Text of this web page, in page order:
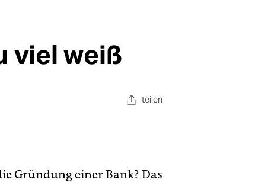
viel weiß
teilen
Gründung einer Bank? Das